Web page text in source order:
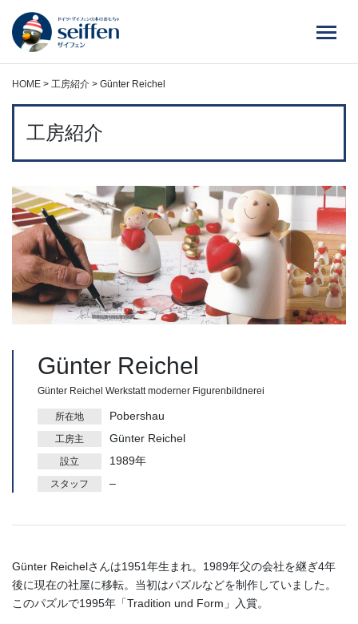
ン
HOME > 工房紹介 > Günter Reichel
工房紹介
Günter Reichel
Günter Reichel Werkstatt moderner Figurenbildnerei
所在地 Pobershau
工房主 Günter Reichel
設立 1989年
スタッフ –
Günter Reichelさんは1951年生まれ。1989年父の会社を継ぎ4年
後に現在の社屋に移転。当初はパズルなどを制作していました。
このパズルで1995年「Tradition und Form」入賞。